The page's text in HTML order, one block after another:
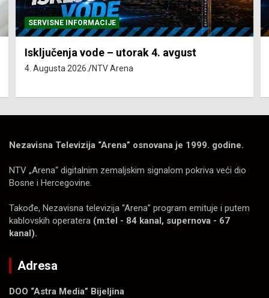
SERVISNE INFORMACIJE
Isključenja vode – utorak 4. avgust
4. Augusta 2026. NTV Arena
Nezavisna Televizija “Arena” osnovana je 1999. godine.
NTV „Arena“ digitalnim zemaljskim signalom pokriva veći dio
Bosne i Hercegovine.
Takođe, Nezavisna televizija “Arena” program emituje i putem
kablovskih operatera (m:tel - 84 kanal, supernova - 67
kanal).
Adresa
DOO “Astra Media” Bijeljina